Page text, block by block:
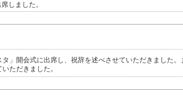
しました。
」開会式に出席し、祝辞を述べさせていただきました
ただきました。